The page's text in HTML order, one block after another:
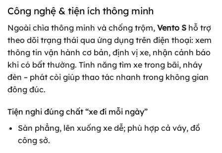
Công nghệ & tiện ích thông minh
Ngoài chìa thông minh và chống trộm, Vento S hỗ trợ
theo dõi trạng thái qua ứng dụng trên điện thoại: xem
thông tin vận hành cơ bản, định vị xe, nhận cảnh báo
khi có bất thường. Tính năng tìm xe trong bãi, nháy
đèn – phát còi giúp thao tác nhanh trong không gian
đông đúc.
Tiện nghi đúng chất “xe đi mỗi ngày”
Sàn phẳng, lên xuống xe dễ; phù hợp cả váy, đồ
công sở.